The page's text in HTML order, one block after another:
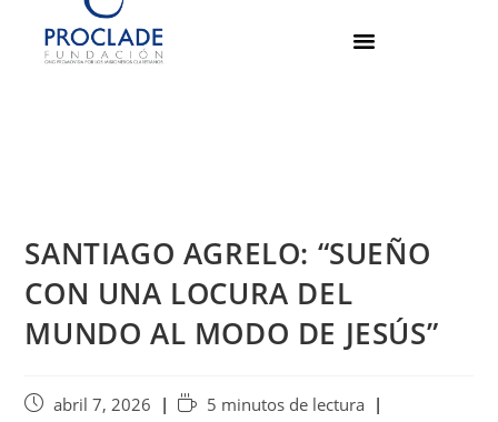
SANTIAGO AGRELO: “SUEÑO
CON UNA LOCURA DEL
MUNDO AL MODO DE JESÚS”
abril 7, 2026
5 minutos de lectura